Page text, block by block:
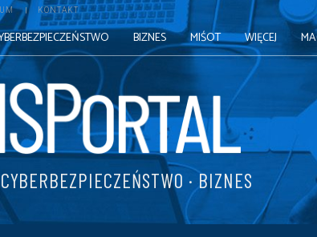
KONTAKT
BIZNES MIŚOT WIĘCEJ
· BIZNES